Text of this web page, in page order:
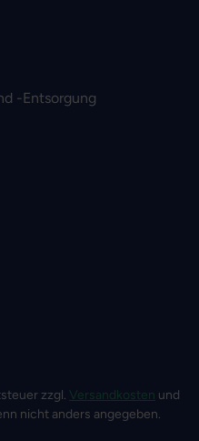
-Entsorgung
zzgl. Versandkosten und
nicht anders angegeben.